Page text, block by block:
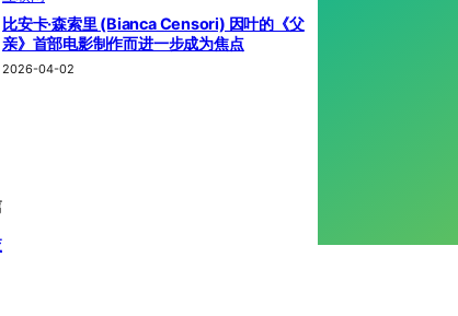
比安卡·森索里 (Bianca Censori) 因叶的《父
亲》首部电影制作而进一步成为焦点
2026-04-02